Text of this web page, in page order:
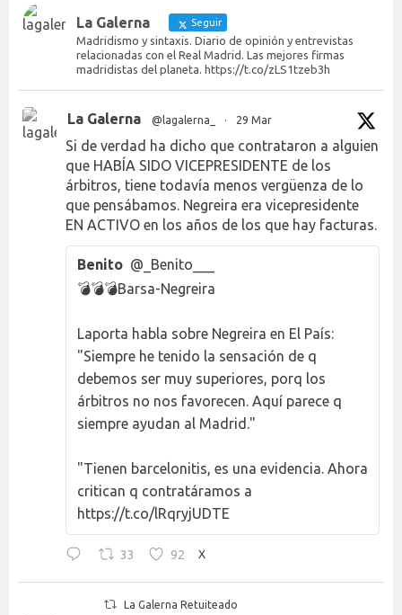
La Galerna Seguir
Madridismo y sintaxis. Diario de opinión y entrevistas
relacionadas con el Real Madrid. Las mejores firmas
madridistas del planeta. https://t.co/zLS1tzeb3h
La Galerna @lagalerna_ · 29 Mar
Si de verdad ha dicho que contrataron a alguien
que HABÍA SIDO VICEPRESIDENTE de los
árbitros, tiene todavía menos vergüenza de lo
que pensábamos. Negreira era vicepresidente
EN ACTIVO en los años de los que hay facturas.
Benito @_Benito___
💣💣💣Barsa-Negreira
Laporta habla sobre Negreira en El País:
"Siempre he tenido la sensación de q
debemos ser muy superiores, porq los
árbitros no nos favorecen. Aquí parece q
siempre ayudan al Madrid."
"Tienen barcelonitis, es una evidencia. Ahora
critican q contratáramos a
https://t.co/lRqryjUDTE
33 92 X
La Galerna Retuiteado